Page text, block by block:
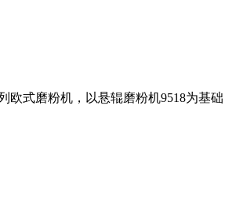
式磨粉机，以悬辊磨粉机9518为基